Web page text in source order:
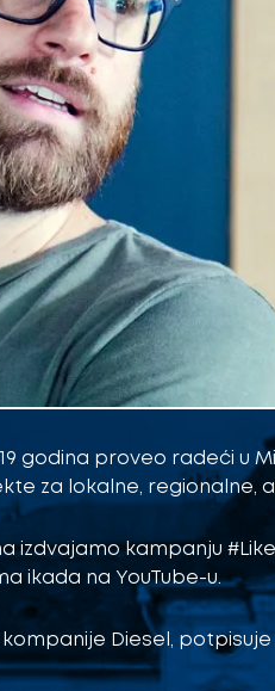
godina proveo radeći u
za lokalne, regionalne,
izdvajamo kampanju
ikada na YouTube-u.
Diesel, potpisuje